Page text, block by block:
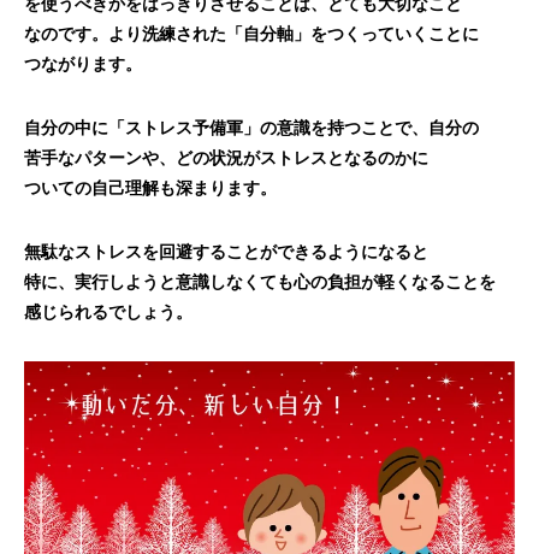
を使うべきかをはっきりさせることは、とても大切なこと
なのです。より洗練された「自分軸」をつくっていくことに
つながります。
自分の中に「ストレス予備軍」の意識を持つことで、自分の
苦手なパターンや、どの状況がストレスとなるのかに
ついての自己理解も深まります。
無駄なストレスを回避することができるようになると
特に、実行しようと意識しなくても心の負担が軽くなることを
感じられるでしょう。